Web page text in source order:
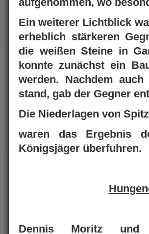
Ein weiterer Lichtblick
erheblich stärkeren
die weißen Steine in
konnte zunächst ein
werden. Nachdem
stand, gab der Gegner
Die Niederlagen von
waren das Ergebnis
Königsjäger überfuhren.
Dennis Moritz